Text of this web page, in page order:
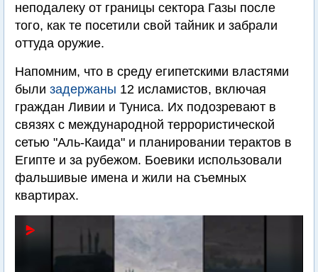
неподалеку от границы сектора Газы после
того, как те посетили свой тайник и забрали
оттуда оружие.
Напомним, что в среду египетскими властями
были задержаны 12 исламистов, включая
граждан Ливии и Туниса. Их подозревают в
связях с международной террористической
сетью "Аль-Каида" и планировании терактов в
Египте и за рубежом. Боевики использовали
фальшивые имена и жили на съемных
квартирах.